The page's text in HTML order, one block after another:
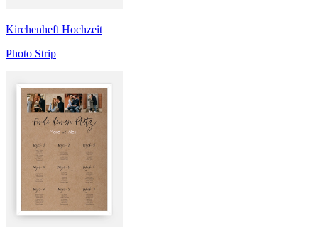
Kirchenheft Hochzeit
Photo Strip